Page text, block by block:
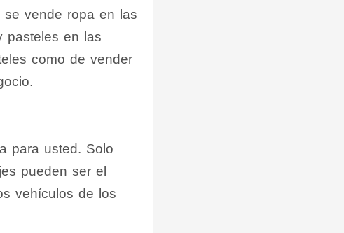
vende ropa en las
pasteles en las
como de vender
para usted. Solo
pueden ser el
vehículos de los